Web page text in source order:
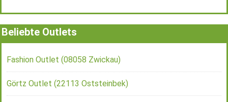
Beliebte Outlets
Fashion Outlet (08058 Zwickau)
Görtz Outlet (22113 Oststeinbek)